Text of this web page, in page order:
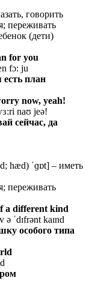
говорить
переживать
(дети)
for you
fɔ: ju
есть план
now, yeah!
naʊ jeə!
сейчас, да
hæd) ˈɡɒt] – иметь
переживать
a different kind
ə ˈdɪfrənt kaɪnd
особого типа